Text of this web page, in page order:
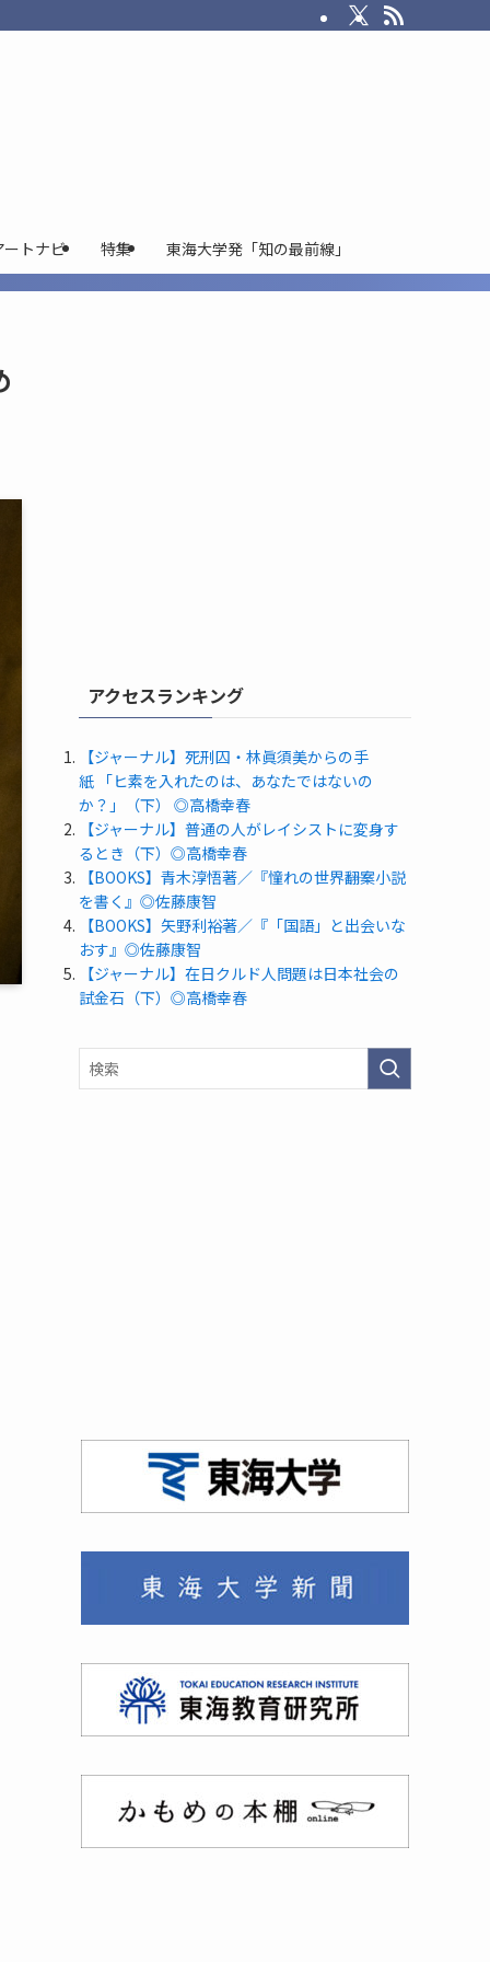
ートナビ 特集 東海大学発「知の最前線」
アクセスランキング
【ジャーナル】死刑囚・林眞須美からの手
紙 「ヒ素を入れたのは、あなたではないの
か？」（下） ◎高橋幸春
【ジャーナル】普通の人がレイシストに変身す
るとき（下）◎高橋幸春
【BOOKS】青木淳悟著／『憧れの世界――翻案小説
を書く』◎佐藤康智
【BOOKS】矢野利裕著／『「国語」と出会いな
おす』◎佐藤康智
【ジャーナル】在日クルド人問題は日本社会の
試金石（下）◎高橋幸春